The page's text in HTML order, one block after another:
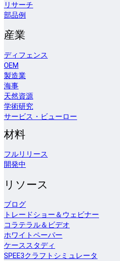
リサーチ
部品例
産業
ディフェンス
OEM
製造業
海事
天然資源
学術研究
サービス・ビューロー
材料
フルリリース
開発中
リソース
ブログ
トレードショー＆ウェビナー
コラテラル＆ビデオ
ホワイトペーパー
ケーススタディ
SPEE3クラフトシミュレータ